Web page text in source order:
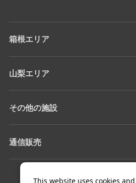
箱根エリア
山梨エリア
その他の施設
通信販売
This website uses cookies